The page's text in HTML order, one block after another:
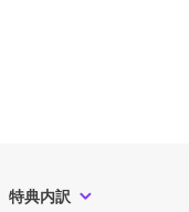
特典内訳